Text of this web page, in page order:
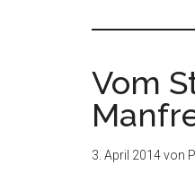
Vom
3. April 2014von